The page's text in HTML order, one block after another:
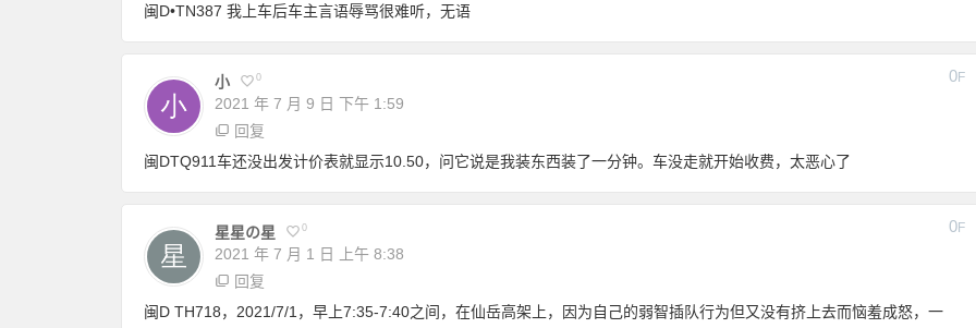
闽D•TN387 我上车后车主言语辱骂很难听，无语
小 0
2021 年 7 月 9 日 下午 1:59
0F
回复
闽DTQ911车还没出发计价表就显示10.50，问它说是我装东西装了一分钟。车没走就开始收费，太恶心了
星星の星 0
2021 年 7 月 1 日 上午 8:38
0F
回复
闽D TH718，2021/7/1，早上7:35-7:40之间，在仙岳高架上，因为自己的弱智插队行为但又没有挤上去而恼羞成怒，一